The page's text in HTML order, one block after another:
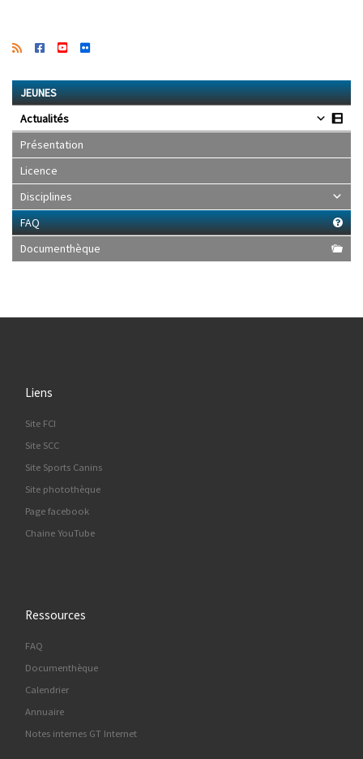
JEUNES
Actualités
Présentation
Licence
Disciplines
FAQ
Documenthèque
Liens
Site FCI
Site SCC
Site Sports Canins
Site photothèque
Page facebook
Chaine YouTube
Ressources
FAQ
Documenthèque
Calendrier
Annuaire
Notes internes GT Internet